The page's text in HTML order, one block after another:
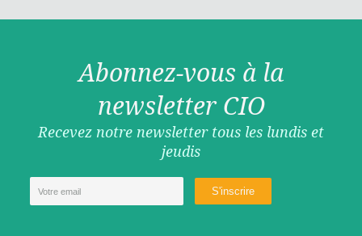
Abonnez-vous à la
newsletter CIO
Recevez notre newsletter tous les lundis et
jeudis